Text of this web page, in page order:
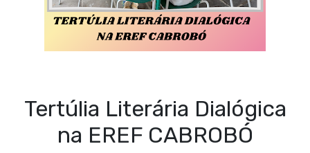
Tertúlia Literária Dialógica
na EREF CABROBÓ